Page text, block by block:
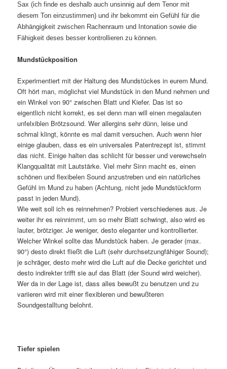
Sax (ich finde es deshalb auch unsinnig auf dem Tenor mit
diesem Ton einzustimmen) und ihr bekommt ein Gefühl für die
Abhängigkeit zwischen Rachenraum und Intonation sowie die
Fähigkeit deses besser kontrollieren zu können.
Mundstückposition
Experimentiert mit der Haltung des Mundstückes in eurem Mund.
Oft hört man, möglichst viel Mundstück in den Mund nehmen und
ein Winkel von 90° zwischen Blatt und Kiefer. Das ist so
eigentlich nicht korrekt, es sei denn man will einen megalauten
unfelxiblen Brötzsound. Wer allergins sehr dünn, leise und
schmal klingt, könnte es mal damit versuchen. Auch wenn hier
einige glauben, dass es ein universales Patentrezept ist, stimmt
das nicht. Einige halten das schlicht für besser und verewchseln
Klangqualität mit Lautstärke. Viel mehr Sinn macht es, einen
schönen und flexibelen Sound anzustreben und ein natürliches
Gefühl im Mund zu haben (Achtung, nicht jede Mundstückform
passt in jeden Mund).
Wie weit soll ich es reinnehmen? Probiert verschiedenes aus. Je
weiter ihr es reinnimmt, um so mehr Blatt schwingt, also wird es
lauter, brötziger. Je weniger, desto eleganter und kontrollierter.
Welcher Winkel sollte das Mundstück haben. Je gerader (max.
90°) desto direkt fließt die Luft (sehr durchsetzungfähiger Sound);
je schräger, desto mehr wird die Luft auf die Decke gerichtet und
desto indirekter trifft sie auf das Blatt (der Sound wird weicher).
Wer da in der Lage ist, dass alles bewußt zu benutzen und zu
variieren wird mit einer flexibleren und bewußteren
Soundgestalltung belohnt.
Tiefer spielen